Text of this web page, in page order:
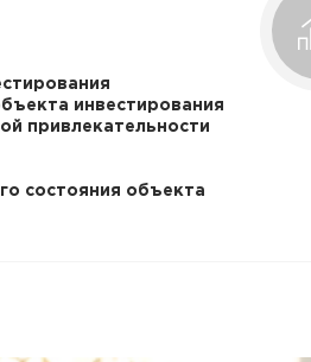
инвестирования
привлекательности
состояния объекта